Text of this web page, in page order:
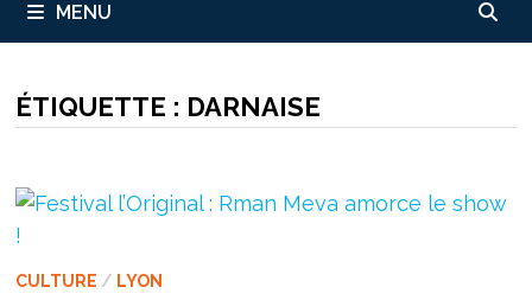
MENU
ÉTIQUETTE : DARNAISE
CULTURE / LYON